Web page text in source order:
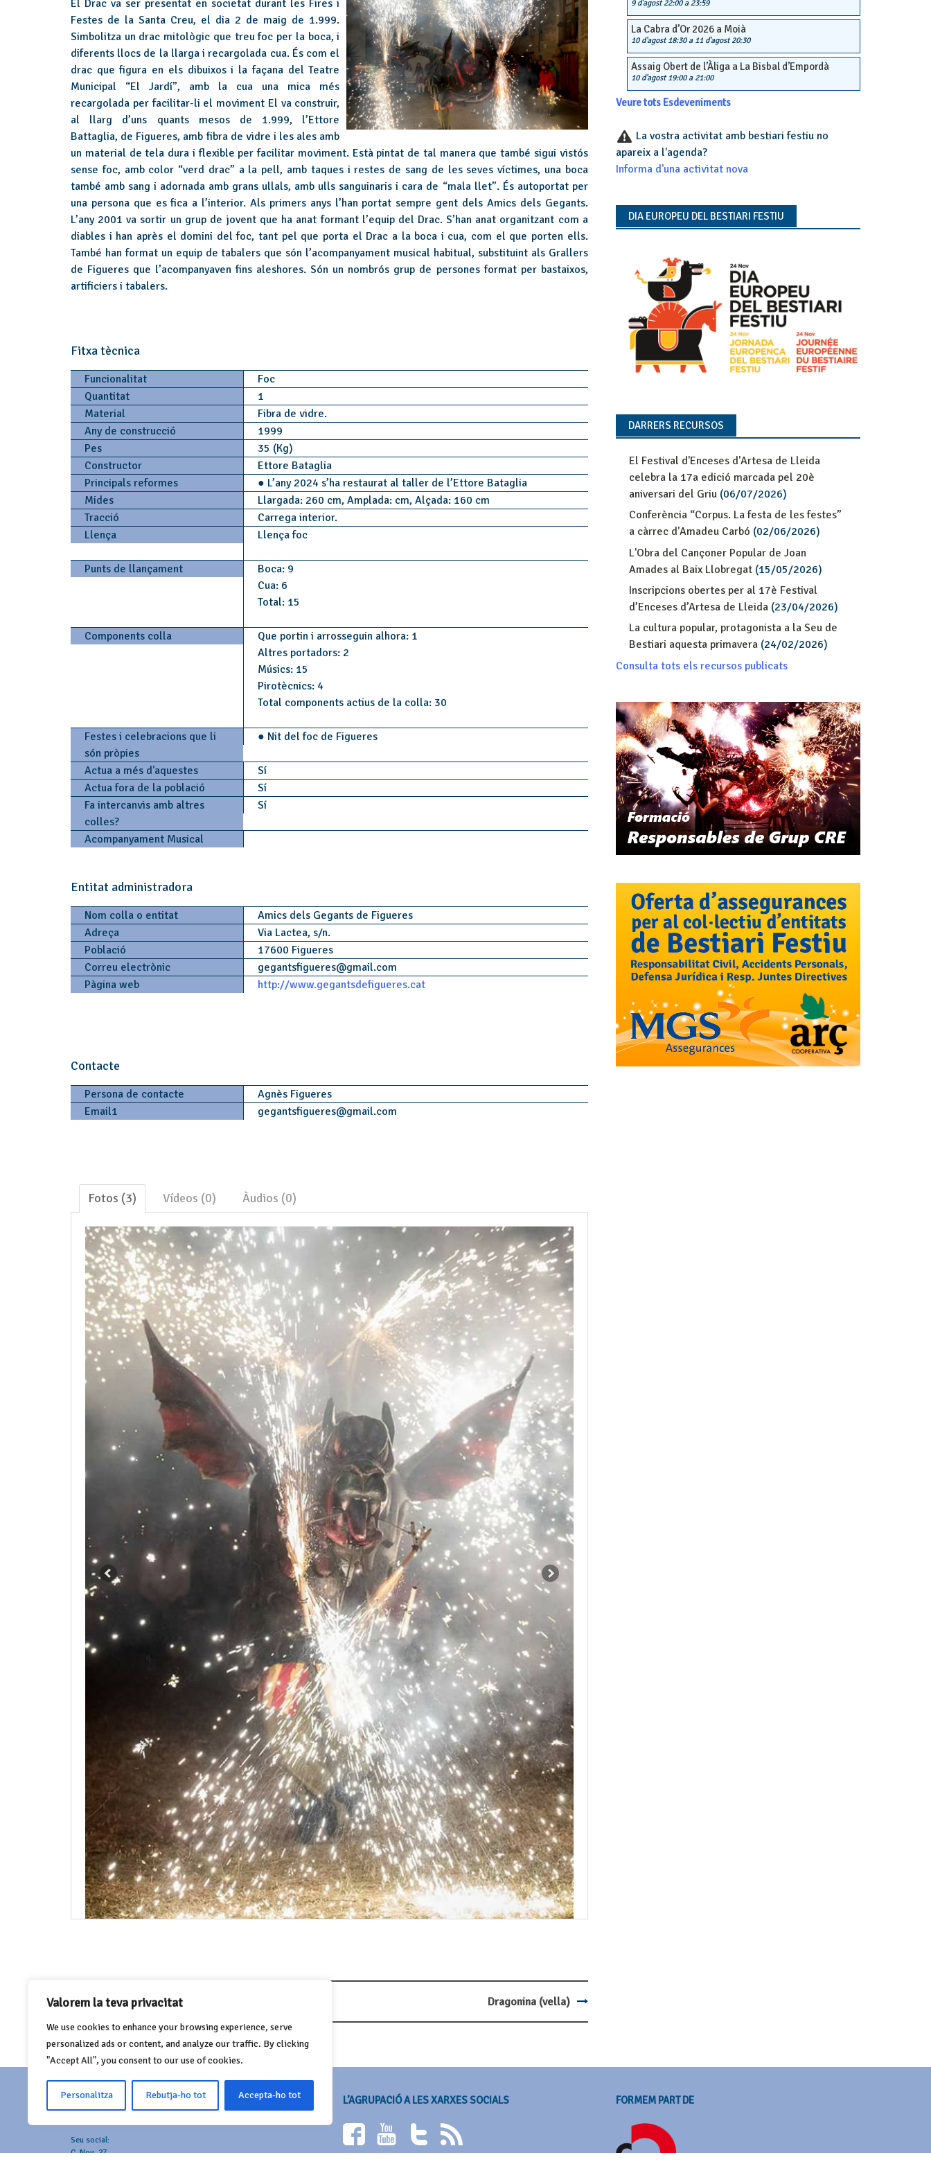
Valorem la teva privacitat
We use cookies to enhance your browsing experience, serve
personalized ads or content, and analyze our traffic. By clicking
"Accept All", you consent to our use of cookies.
Personalitza Rebutja-ho tot Accepta-ho tot
El Drac va ser presentat en societat durant les Fires i
Festes de la Santa Creu, el dia 2 de maig de 1.999.
Simbolitza un drac mitològic que treu foc per la boca, i
diferents llocs de la llarga i recargolada cua. És com el
drac que figura en els dibuixos i la façana del Teatre
Municipal “El Jardí”, amb la cua una mica més
recargolada per facilitar-li el moviment El va construir,
al llarg d’uns quants mesos de 1.999, l’Ettore
Battaglia, de Figueres, amb fibra de vidre i les ales amb
un material de tela dura i flexible per facilitar moviment. Està pintat de tal manera que també sigui vistós
sense foc, amb color “verd drac” a la pell, amb taques i restes de sang de les seves víctimes, una boca
també amb sang i adornada amb grans ullals, amb ulls sanguinaris i cara de “mala llet”. És autoportat per
una persona que es fica a l’interior. Als primers anys l’han portat sempre gent dels Amics dels Gegants.
L’any 2001 va sortir un grup de jovent que ha anat formant l’equip del Drac. S’han anat organitzant com a
diables i han après el domini del foc, tant pel que porta el Drac a la boca i cua, com el que porten ells.
També han format un equip de tabalers que són l’acompanyament musical habitual, substituint als Grallers
de Figueres que l’acompanyaven fins aleshores. Són un nombrós grup de persones format per bastaixos,
artificiers i tabalers.
Fitxa tècnica
Funcionalitat
Foc
Quantitat
1
Material
Fibra de vidre.
Any de construcció
1999
Pes
35 (Kg)
Constructor
Ettore Bataglia
Principals reformes
● L’any 2024 s’ha restaurat al taller de l’Ettore Bataglia
Mides
Llargada: 260 cm, Amplada: cm, Alçada: 160 cm
Tracció
Carrega interior.
Llença
Llença foc
Punts de llançament
Boca: 9
Cua: 6
Total: 15
Components colla
Que portin i arrosseguin alhora: 1
Altres portadors: 2
Músics: 15
Pirotècnics: 4
Total components actius de la colla: 30
Festes i celebracions que li
són pròpies
● Nit del foc de Figueres
Actua a més d'aquestes
Sí
Actua fora de la població
Sí
Fa intercanvis amb altres
colles?
Sí
Acompanyament Musical
Entitat administradora
Nom colla o entitat
Amics dels Gegants de Figueres
Adreça
Via Lactea, s/n.
Població
17600 Figueres
Correu electrònic
gegantsfigueres@gmail.com
Pàgina web
http://www.gegantsdefigueres.cat
Contacte
Persona de contacte
Agnès Figueres
Email1
gegantsfigueres@gmail.com
Fotos (3) Vídeos (0) Àudios (0)
Post
navigation
Bou de Figueres Dragonina (vella)
9 d'agost 22:00a 23:59
La Cabra d’Or 2026 a Moià
10 d'agost 18:30a 11 d'agost 20:30
Assaig Obert de l’Àliga a La Bisbal d’Empordà
10 d'agost 19:00a 21:00
Veure tots Esdeveniments
La vostra activitat amb bestiari festiu no
apareix a l'agenda?
Informa d'una activitat nova
DIA EUROPEU DEL BESTIARI FESTIU
DARRERS RECURSOS
El Festival d'Enceses d'Artesa de Lleida
celebra la 17a edició marcada pel 20è
aniversari del Griu(06/07/2026)
Conferència “Corpus. La festa de les festes”
a càrrec d'Amadeu Carbó (02/06/2026)
L'Obra del Cançoner Popular de Joan
Amades al Baix Llobregat(15/05/2026)
Inscripcions obertes per al 17è Festival
d’Enceses d’Artesa de Lleida(23/04/2026)
La cultura popular, protagonista a la Seu de
Bestiari aquesta primavera(24/02/2026)
Consulta tots els recursos publicats
FEDERACIÓ AGRUPACIÓ DEL BESTIARI FESTIU I
POPULAR DE CATALUNYA
Seu social:
C. Nou, 27
L’AGRUPACIÓ A LES XARXES SOCIALS FORMEM PART DE